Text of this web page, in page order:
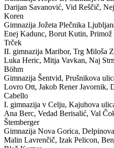
Darijan Savanović, Vid Reščič,
Koren
Gimnazija Jožeta Plečnika
Enej Kadunc, Borut Kutin,
Trček
II. gimnazija Maribor, Trg Miloša
Luka Heric, Mitja Vavkan, Naj
Böhm
Gimnazija Šentvid, Prušnikova
Lovro Ott, Jakob Rener Javornik,
Cabello
I. gimnazija v Celju, Kajuhova
Ana Berc, Vedad Berisalić, Val
Štemberger
Gimnazija Nova Gorica,
Malin Lavrenčič, Izak Pelicon,